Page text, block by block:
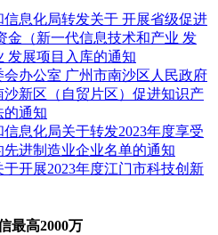
信息化局转发关于 开展省级促进
金（新一代信息技术和产业 发
发展项目入库的通知
办公室 广州市南沙区人民政府
新区（自贸片区）促进知识产
的通知
息化局关于转发2023年度享受
进制造业企业名单的通知
开展2023年度江门市科技创新
最高2000万